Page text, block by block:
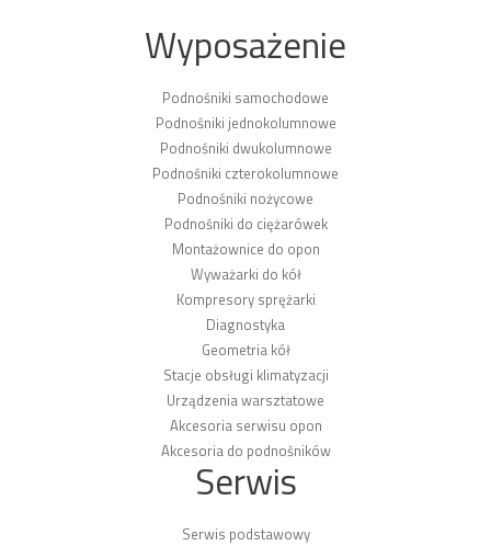
Wyposażenie
Podnośniki samochodowe
Podnośniki jednokolumnowe
Podnośniki dwukolumnowe
Podnośniki czterokolumnowe
Podnośniki nożycowe
Podnośniki do ciężarówek
Montażownice do opon
Wyważarki do kół
Kompresory sprężarki
Diagnostyka
Geometria kół
Stacje obsługi klimatyzacji
Urządzenia warsztatowe
Akcesoria serwisu opon
Akcesoria do podnośników
Serwis
Serwis podstawowy